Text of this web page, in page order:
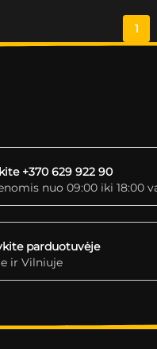
1
+370 629 922 90
nuo 09:00 iki 18:00
parduotuvėje
ir Vilniuje